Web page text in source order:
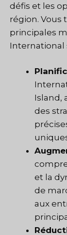
défis et les
région. Vous
principales
International
Island,
des
et la
de
aux